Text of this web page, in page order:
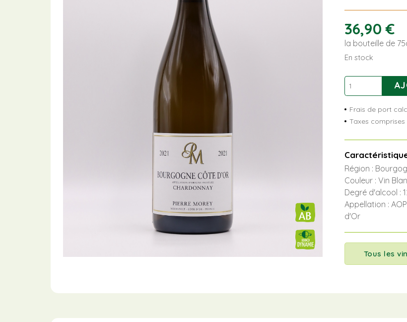
36,90€
la bouteille de
En stock
quantité
de
Bourgogne
Côte
Chardonnay
Frais de port
Taxes comprises
Région :
Couleur : Vin
Degré d'alcool :
Appellation :
d'Or
Tous les